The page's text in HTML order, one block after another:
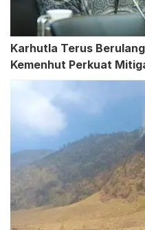
Karhutla Terus
Kemenhut Perkuat